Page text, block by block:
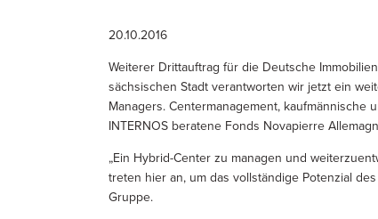
20.10.2016
Weiterer Drittauftrag für die Deutsche
sächsischen Stadt verantworten wir jetzt ein
Managers. Centermanagement,
INTERNOS beratene Fonds Novapierre
„Ein Hybrid-Center zu managen und
treten hier an, um das vollständige Potenzial
Gruppe.